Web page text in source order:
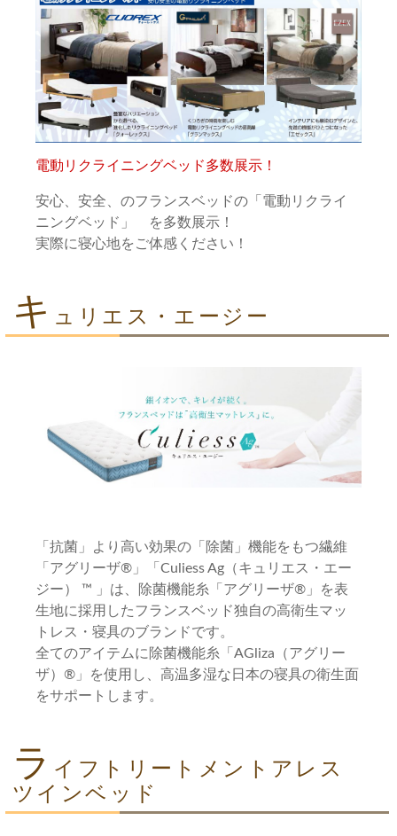
電動リクライニングベッド多数展示！
安心、安全、のフランスベッドの「電動リクライ
ニングベッド」 を多数展示！
実際に寝心地をご体感ください！
キ ュリエス・エージー
「抗菌」より高い効果の「除菌」機能をもつ繊維
「アグリーザ®」「Culiess Ag（キュリエス・エー
ジー） ™ 」は、除菌機能糸「アグリーザ®」を表
生地に採用したフランスベッド独自の高衛生マッ
トレス・寝具のブランドです。
全てのアイテムに除菌機能糸「AGliza（アグリー
ザ）®」を使用し、高温多湿な日本の寝具の衛生面
をサポートします。
ラ イフトリートメントアレス
ツインベッド